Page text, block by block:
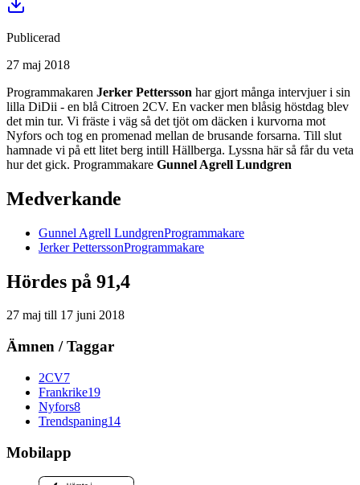
Publicerad
27 maj 2018
Programmakaren Jerker Pettersson har gjort många intervjuer i sin
lilla DiDii - en blå Citroen 2CV. En vacker men blåsig höstdag blev
det min tur. Vi fräste i väg så det tjöt om däcken i kurvorna mot
Nyfors och tog en promenad mellan de brusande forsarna. Till slut
hamnade vi på ett litet berg intill Hällberga. Lyssna här så får du veta
hur det gick. Programmakare Gunnel Agrell Lundgren
Medverkande
Gunnel Agrell LundgrenProgrammakare
Jerker PetterssonProgrammakare
Hördes på 91,4
27 maj till 17 juni 2018
Ämnen / Taggar
2CV7
Frankrike19
Nyfors8
Trendspaning14
Mobilapp